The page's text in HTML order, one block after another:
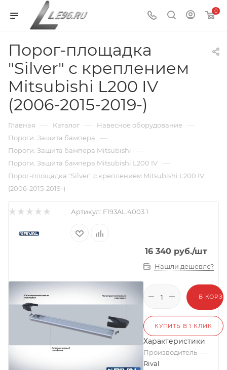
0
Порог-площадка
"Silver" с креплением
Mitsubishi L200 IV
(2006-2015-2019-)
Главная — Каталог — Навесное оборудование —
Пороги. Защита бампера —
Пороги. Защита бампера Mitsubishi —
Пороги. Защита бампера Mitsubishi L200 IV —
Порог-площадка "Silver" с креплением Mitsubishi L200 IV
(2006-2015-2019-)
Артикул: F193AL.4003.1
16 340 руб./шт
Нашли дешевле?
В
КУПИТЬ В 1 КЛИК
Характеристики
Производитель —
Rival